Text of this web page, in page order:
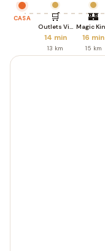
CASA 🛒
Outlets Vineland
14 min
13 km
🏰
16 min
15 km